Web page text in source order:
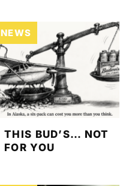
NEWS
THIS BUD’S… NOT
FOR YOU